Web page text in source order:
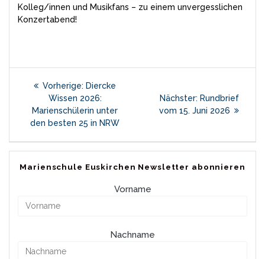
Kolleg/innen und Musikfans – zu einem unvergesslichen
Konzertabend!
Beitragsnavigation
Vorherige: Vorheriger
Beitrag:
Diercke
Wissen 2026:
Marienschülerin unter
den besten 25 in NRW
Nächster: Nächster
Beitrag:
Rundbrief
vom 15. Juni 2026
Marienschule Euskirchen Newsletter abonnieren
Vorname
Nachname